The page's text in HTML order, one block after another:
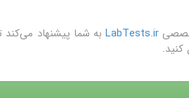
LabTests.irبه شما پیشنهاد
کنید.